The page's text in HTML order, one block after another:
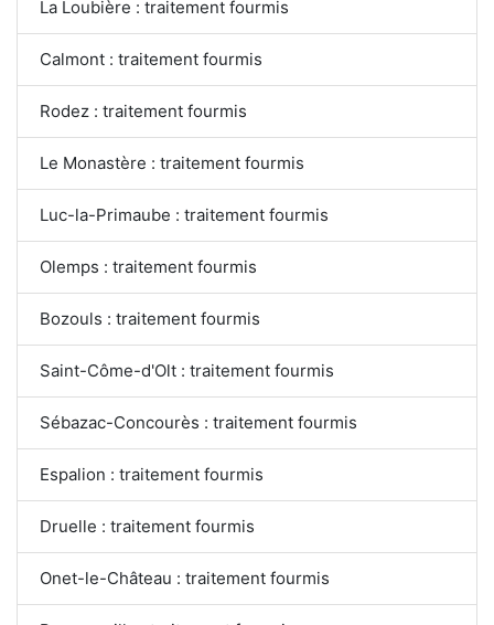
La Loubière : traitement fourmis
Calmont : traitement fourmis
Rodez : traitement fourmis
Le Monastère : traitement fourmis
Luc-la-Primaube : traitement fourmis
Olemps : traitement fourmis
Bozouls : traitement fourmis
Saint-Côme-d'Olt : traitement fourmis
Sébazac-Concourès : traitement fourmis
Espalion : traitement fourmis
Druelle : traitement fourmis
Onet-le-Château : traitement fourmis